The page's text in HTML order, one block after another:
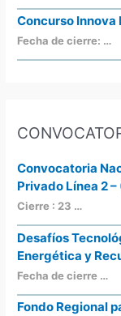
Concurso Innova
Fecha de cierre: …
Convocatoria
Privado Línea 2 –
Cierre : 23 …
Desafíos
Energética y
Fecha de cierre …
Fondo Regional